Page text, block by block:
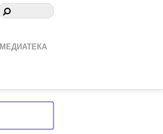
МЕДИАТЕКА